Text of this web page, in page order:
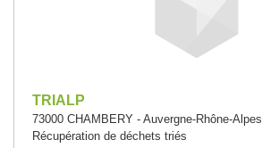
TRIALP
73000 CHAMBERY - Auvergne-Rhône-Alpes
Récupération de déchets triés